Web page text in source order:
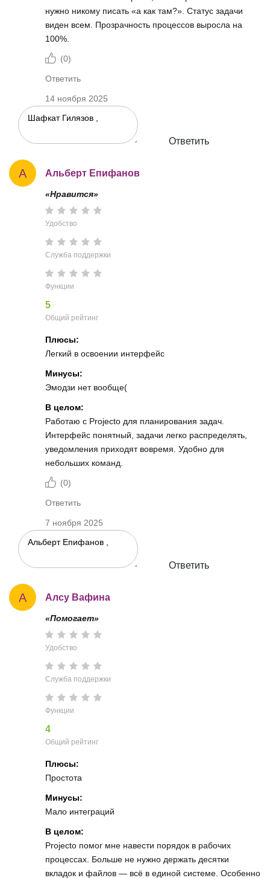
нужно никому писать «а как там?». Статус задачи
виден всем. Прозрачность процессов выросла на
100%.
(0)
Ответить
14 ноября 2025
Ответить
А Альберт Епифанов
«Нравится»
Удобство
Служба поддержки
Функции
5
Общий рейтинг
Плюсы:
Легкий в освоении интерфейс
Минусы:
Эмодзи нет вообще(
В целом:
Работаю с Projecto для планирования задач.
Интерфейс понятный, задачи легко распределять,
уведомления приходят вовремя. Удобно для
небольших команд.
(0)
Ответить
7 ноября 2025
Ответить
А Алсу Вафина
«Помогает»
Удобство
Служба поддержки
Функции
4
Общий рейтинг
Плюсы:
Простота
Минусы:
Мало интеграций
В целом:
Projecto помог мне навести порядок в рабочих
процессах. Больше не нужно держать десятки
вкладок и файлов — всё в единой системе. Особенно